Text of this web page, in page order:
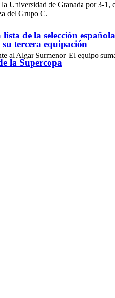
Universidad de Granada por 3-
del Grupo C.
al Algar Surmenor. El equipo
de la selección española
tercera equipación
la Supercopa